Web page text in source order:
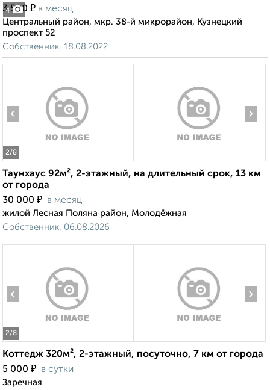
4
3 500 ₽ в месяц
Центральный район, мкр. 38-й микрорайон, Кузнецкий
проспект 52
Собственник, 18.08.2022
2/8
‹ ›
Таунхаус 92м², 2-этажный, на длительный срок, 13 км
от города
30 000 ₽ в месяц
жилой Лесная Поляна район, Молодёжная
Собственник, 06.08.2026
2/8
‹ ›
Коттедж 320м², 2-этажный, посуточно, 7 км от города
5 000 ₽ в сутки
Заречная